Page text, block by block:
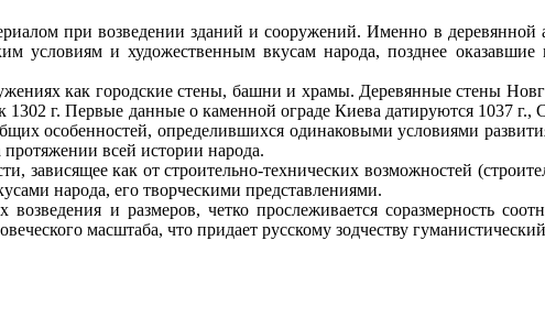
при возведении зданий и сооружений. Именно в
условиям и художественным вкусам народа, позднее
как городские стены, башни и храмы. Деревянные стены
г. Первые данные о каменной ограде Киева датируются 1037 г.,
особенностей, определившихся одинаковыми условиями
всей истории народа.
зависящее как от строительно-технических возможностей
народа, его творческими представлениями.
и размеров, четко прослеживается соразмерность
масштаба, что придает русскому зодчеству